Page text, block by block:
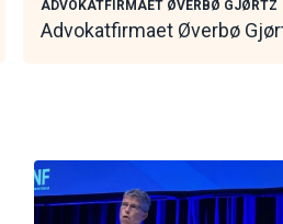
ADVOKATFIRMAET ØVERBØ GJØRTZ
Advokatfirmaet Øverbø